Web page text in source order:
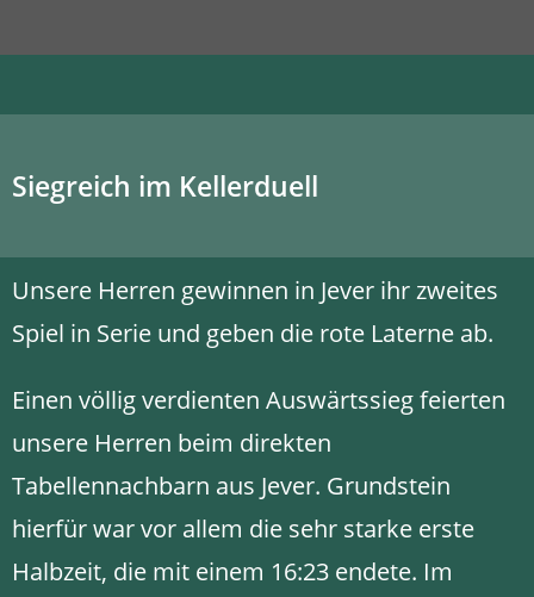
Siegreich im Kellerduell
Unsere Herren gewinnen in Jever ihr zweites
Spiel in Serie und geben die rote Laterne ab.
Einen völlig verdienten Auswärtssieg feierten
unsere Herren beim direkten
Tabellennachbarn aus Jever. Grundstein
hierfür war vor allem die sehr starke erste
Halbzeit, die mit einem 16:23 endete. Im